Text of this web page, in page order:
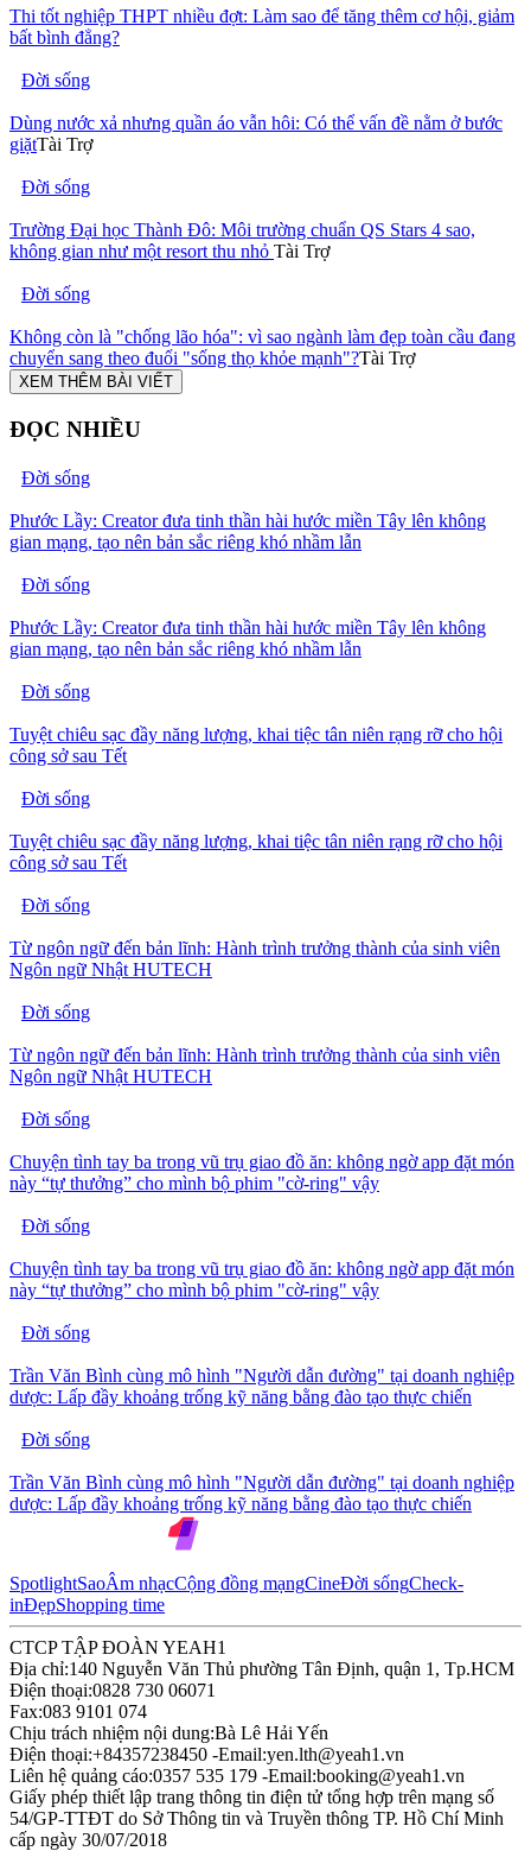
Thi tốt nghiệp THPT nhiều đợt: Làm sao để tăng thêm cơ hội, giảm
bất bình đẳng?
Đời sống
Dùng nước xả nhưng quần áo vẫn hôi: Có thể vấn đề nằm ở bước
giặtTài Trợ
Đời sống
Trường Đại học Thành Đô: Môi trường chuẩn QS Stars 4 sao,
không gian như một resort thu nhỏ Tài Trợ
Đời sống
Không còn là "chống lão hóa": vì sao ngành làm đẹp toàn cầu đang
chuyển sang theo đuổi "sống thọ khỏe mạnh"?Tài Trợ
XEM THÊM BÀI VIẾT
ĐỌC NHIỀU
Đời sống
Phước Lầy: Creator đưa tinh thần hài hước miền Tây lên không
gian mạng, tạo nên bản sắc riêng khó nhầm lẫn
Đời sống
Phước Lầy: Creator đưa tinh thần hài hước miền Tây lên không
gian mạng, tạo nên bản sắc riêng khó nhầm lẫn
Đời sống
Tuyệt chiêu sạc đầy năng lượng, khai tiệc tân niên rạng rỡ cho hội
công sở sau Tết
Đời sống
Tuyệt chiêu sạc đầy năng lượng, khai tiệc tân niên rạng rỡ cho hội
công sở sau Tết
Đời sống
Từ ngôn ngữ đến bản lĩnh: Hành trình trưởng thành của sinh viên
Ngôn ngữ Nhật HUTECH
Đời sống
Từ ngôn ngữ đến bản lĩnh: Hành trình trưởng thành của sinh viên
Ngôn ngữ Nhật HUTECH
Đời sống
Chuyện tình tay ba trong vũ trụ giao đồ ăn: không ngờ app đặt món
này “tự thưởng” cho mình bộ phim "cờ-ring" vậy
Đời sống
Chuyện tình tay ba trong vũ trụ giao đồ ăn: không ngờ app đặt món
này “tự thưởng” cho mình bộ phim "cờ-ring" vậy
Đời sống
Trần Văn Bình cùng mô hình "Người dẫn đường" tại doanh nghiệp
dược: Lấp đầy khoảng trống kỹ năng bằng đào tạo thực chiến
Đời sống
Trần Văn Bình cùng mô hình "Người dẫn đường" tại doanh nghiệp
dược: Lấp đầy khoảng trống kỹ năng bằng đào tạo thực chiến
SpotlightSaoÂm nhạcCộng đồng mạngCineĐời sốngCheck-
inĐẹpShopping time
CTCP TẬP ĐOÀN YEAH1
Địa chỉ:140 Nguyễn Văn Thủ phường Tân Định, quận 1, Tp.HCM
Điện thoại:0828 730 06071
Fax:083 9101 074
Chịu trách nhiệm nội dung:Bà Lê Hải Yến
Điện thoại:+84357238450 -Email:yen.lth@yeah1.vn
Liên hệ quảng cáo:0357 535 179 -Email:booking@yeah1.vn
Giấy phép thiết lập trang thông tin điện tử tổng hợp trên mạng số
54/GP-TTĐT do Sở Thông tin và Truyền thông TP. Hồ Chí Minh
cấp ngày 30/07/2018